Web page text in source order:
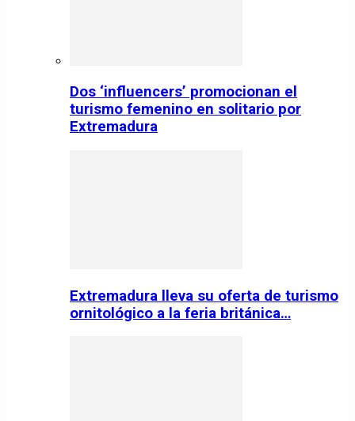
Dos ‘influencers’ promocionan el
turismo femenino en solitario por
Extremadura
Extremadura lleva su oferta de turismo
ornitológico a la feria británica…